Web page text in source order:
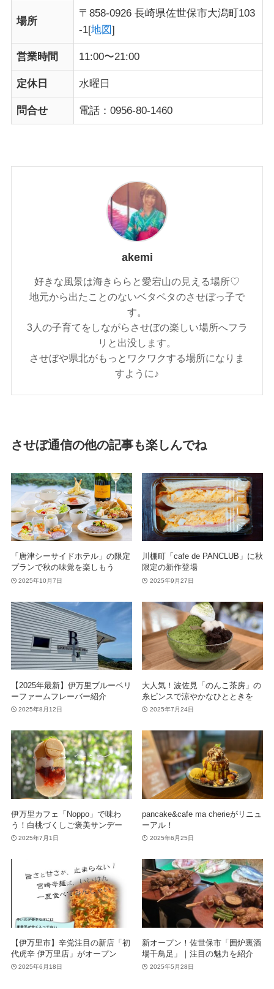
場所
〒858-0926 長崎県佐世保市大潟町103
-1[地図]
営業時間 11:00〜21:00
定休日 水曜日
問合せ 電話：0956-80-1460
akemi
好きな風景は海きららと愛宕山の見える場所♡
地元から出たことのないベタベタのさせぼっ子で
す。
3人の子育てをしながらさせぼの楽しい場所へフラ
リと出没します。
させぼや県北がもっとワクワクする場所になりま
すように♪
させぼ通信の他の記事も楽しんでね
「唐津シーサイドホテル」の限定
プランで秋の味覚を楽しもう
2025年10月7日
川棚町「cafe de PANCLUB」に秋
限定の新作登場
2025年9月27日
【2025年最新】伊万里ブルーベリ
ーファームフレーバー紹介
2025年8月12日
大人気！波佐見「のんこ茶房」の
糸ピンスで涼やかなひとときを
2025年7月24日
伊万里カフェ「Noppo」で味わ
う！白桃づくしご褒美サンデー
2025年7月1日
pancake&cafe ma cherieがリニュ
ーアル！
2025年6月25日
【伊万里市】辛党注目の新店「初
代虎辛 伊万里店」がオープン
2025年6月18日
新オープン！佐世保市「囲炉裏酒
場千鳥足」｜注目の魅力を紹介
2025年5月28日